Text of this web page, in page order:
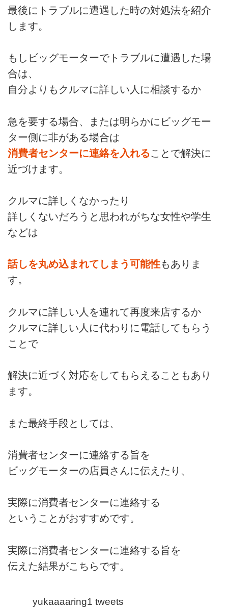
実際、ビッグモーターの「不正」
今回はとくに問題となっている...
最後にトラブルに遭遇した時の対処法を紹介
します。
もしビッグモーターでトラブルに遭遇した場
合は、
自分よりもクルマに詳しい人に相談するか
急を要する場合、または明らかにビッグモー
ター側に非がある場合は
消費者センターに連絡を入れることで解決に
近づけます。
クルマに詳しくなかったり
詳しくないだろうと思われがちな女性や学生
などは
話しを丸め込まれてしまう可能性もありま
す。
クルマに詳しい人を連れて再度来店するか
クルマに詳しい人に代わりに電話してもらう
ことで
解決に近づく対応をしてもらえることもあり
ます。
また最終手段としては、
消費者センターに連絡する旨を
ビッグモーターの店員さんに伝えたり、
実際に消費者センターに連絡する
ということがおすすめです。
実際に消費者センターに連絡する旨を
伝えた結果がこちらです。
yukaaaaring1 tweets